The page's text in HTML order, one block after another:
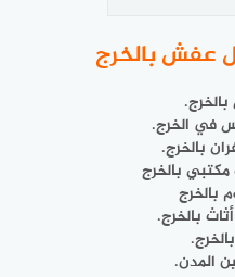
عفش بالخرج
في الخرج.
بالخرج.
بالخرج
بالخرج
بالخرج.
المدن.